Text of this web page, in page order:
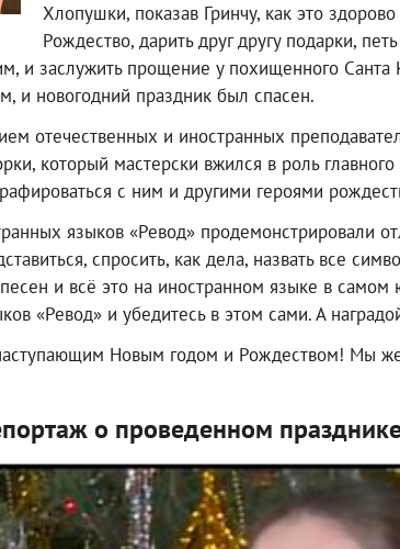
Хлопушки, показав Гринчу, как это
Рождество, дарить друг другу подарки,
и заслужить прощение у похищенного Санта
и новогодний праздник был спасен.
отечественных и иностранных
который мастерски вжился в роль
с ним и другими героями
языков «Ревод» продемонстрировали
спросить, как дела, назвать все
и всё это на иностранном языке в
«Ревод» и убедитесь в этом сами. А
Новым годом и Рождеством! Мы
о проведенном